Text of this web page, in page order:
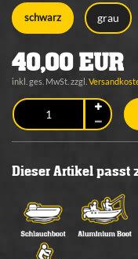
schwarz grau
40,00 EUR
inkl. ges. MwSt. zzgl.
Dieser Artikel passt